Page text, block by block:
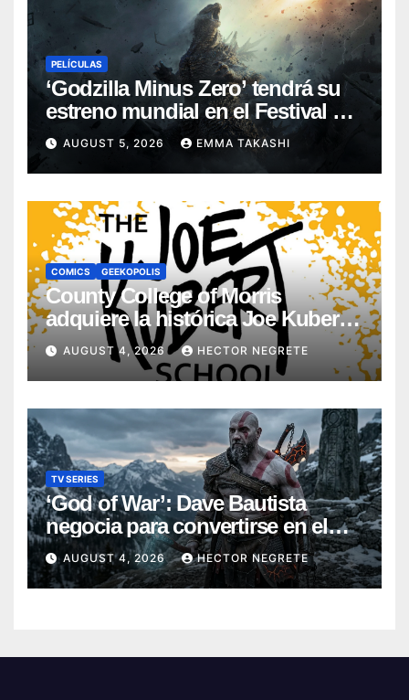
PELÍCULAS
‘Godzilla Minus Zero’ tendrá su
estreno mundial en el Festival de
Cine de Nueva York
AUGUST 5, 2026 EMMA TAKASHI
COMICS GEEKOPOLIS
County College of Morris
adquiere la histórica Joe Kubert
School
AUGUST 4, 2026 HECTOR NEGRETE
TV SERIES
‘God of War’: Dave Bautista
negocia para convertirse en el
nuevo Kratos de la serie de
Amazon
AUGUST 4, 2026 HECTOR NEGRETE